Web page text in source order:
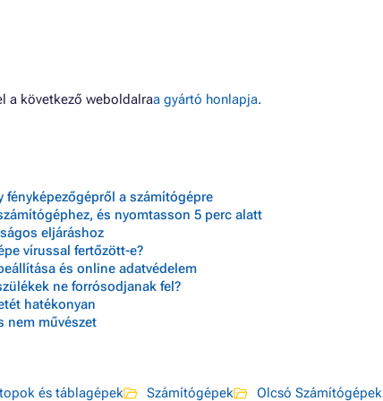
a következő weboldalraa gyártó honlapja.
a számítógépre
és nyomtasson 5 perc alatt
eljáráshoz
vírussal fertőzött-e?
és online adatvédelem
ne forrósodjanak fel?
hatékonyan
nem művészet
és táblagépek Számítógépek Olcsó Számítógépek